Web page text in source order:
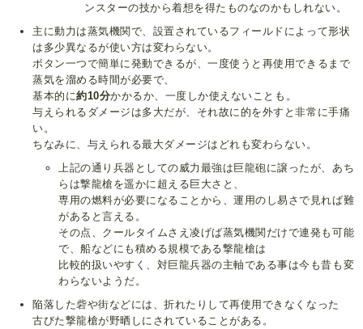
ンスターの技から着想を得たものなのかもしれない。
主に動力は蒸気機関で、設置されているフィールドによって形状
は多少異なるが使い方は変わらない。
ボタン一つで簡単に発動できるが、一度使うと再使用できるまで
蒸気を溜める時間が必要で、
基本的に約10分かかるか、一度しか使えないことも。
与えられるダメージは多大だが、それ故に的を外すと非常に手痛
い。
ちなみに、与えられる最大ダメージはどれも変わらない。
上記の通り兵器としての威力最強は巨龍砲に譲ったが、あち
らは撃龍槍を遥かに超える巨大さと、
専用の燃料が必要になることから、運用のし易さで見れば難
があると言える。
その点、クールタイムさえ凌げば蒸気機関だけで連発も可能
で、船などにも積める規模である撃龍槍は
比較的扱いやすく、対巨龍兵器の主軸である事は今も昔も変
わらないようだ。
陥落した砦や街などには、折れたりして再使用できなくなった
古びた撃龍槍が野晒しにされていることがある。